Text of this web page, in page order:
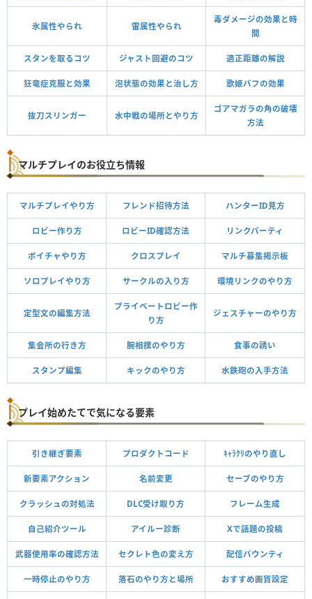
氷属性やられ 雷属性やられ
毒ダメージの効果と時
間
スタンを取るコツ ジャスト回避のコツ 適正距離の解説
狂竜症克服と効果 泡状態の効果と治し方 歌姫バフの効果
抜刀スリンガー 水中戦の場所とやり方
ゴアマガラの角の破壊
方法
マルチプレイのお役立ち情報
マルチプレイやり方 フレンド招待方法 ハンターID見方
ロビー作り方 ロビーID確認方法 リンクパーティ
ボイチャやり方 クロスプレイ マルチ募集掲示板
ソロプレイやり方 サークルの入り方 環境リンクのやり方
定型文の編集方法
プライベートロビー作
り方
ジェスチャーのやり方
集会所の行き方 腕相撲のやり方 食事の誘い
スタンプ編集 キックのやり方 水鉄砲の入手方法
プレイ始めたてで気になる要素
引き継ぎ要素 プロダクトコード ｷｬﾗｸﾘのやり直し
新要素アクション 名前変更 セーブのやり方
クラッシュの対処法 DLC受け取り方 フレーム生成
自己紹介ツール アイルー診断 Xで話題の投稿
武器使用率の確認方法 セクレト色の変え方 配信バウンティ
一時停止のやり方 落石のやり方と場所 おすすめ画質設定